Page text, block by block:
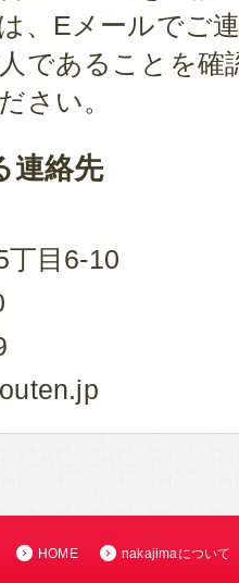
、Eメールでご
であることを確
さい。
連絡先
丁目6-10
HOME nakajimaについて